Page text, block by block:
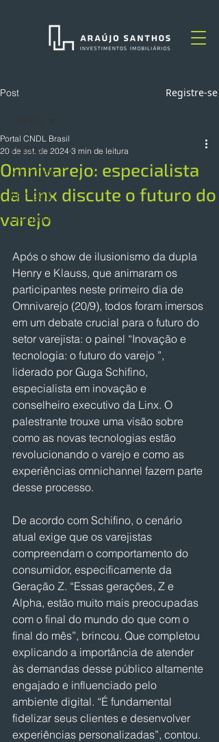
Post Registre-se
TODOS
NOTÍCIAS
ARTIGOS
OPINIÃO
Omnivarejo: especialista
da Linx discute o futuro do
varejo
Portal CNDL Brasil
20 de set. de 2024 3 min de leitura
Após o show de ilusionismo da dupla
Henry e Klauss, que animaram os
participantes neste primeiro dia de
Omnivarejo (20/9), todos foram imersos
em um debate crucial para o futuro do
setor varejista: o painel “Inovação e
tecnologia: o futuro do varejo ”,
liderado por Guga Schifino,
especialista em inovação e
conselheiro executivo da Linx. O
palestrante trouxe uma visão sobre
como as novas tecnologias estão
revolucionando o varejo e como as
experiências omnichannel fazem parte
desse processo.
De acordo com Schifino, o cenário
atual exige que os varejistas
compreendam o comportamento do
consumidor, especificamente da
Geração Z. “Essas gerações, Z e
Alpha, estão muito mais preocupadas
com o final do mundo do que com o
final do mês”, brincou. Que completou
explicando a importância de atender
às demandas desse público altamente
engajado e influenciado pelo
ambiente digital. “É fundamental
fidelizar seus clientes e desenvolver
experiências personalizadas”, contou.